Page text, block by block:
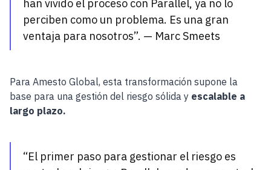
han vivido el proceso con Parallel, ya no lo
perciben como un problema. Es una gran
ventaja para nosotros”. — Marc Smeets
Para Amesto Global, esta transformación supone la
base para una gestión del riesgo sólida y escalable a
largo plazo.
“El primer paso para gestionar el riesgo es